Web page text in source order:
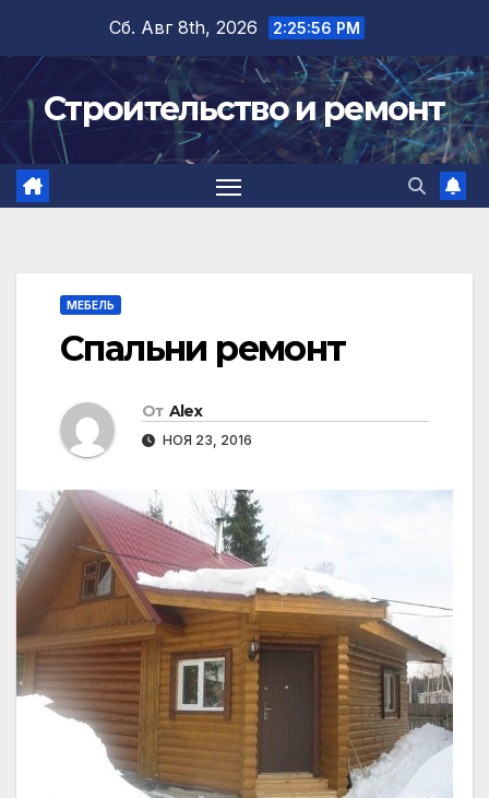
содержимому
Сб. Авг 8th, 2026 2:25:57 PM
Строительство и ремонт
МЕБЕЛЬ
Спальни ремонт
От Alex
НОЯ 23, 2016